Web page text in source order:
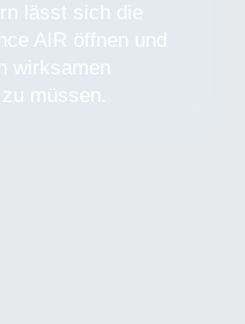
lässt sich die
AIR öffnen und
wirksamen
müssen.